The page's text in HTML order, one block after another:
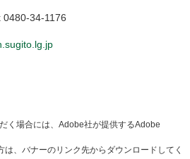
34-1176
く場合には、Adobe社が提供するAdobe
、バナーのリンク先からダウンロードしてく